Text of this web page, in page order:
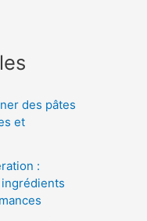
des pâtes
et
: